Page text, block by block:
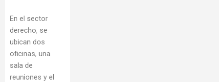
En el sector
derecho, se
ubican dos
oficinas, una
sala de
reuniones y el